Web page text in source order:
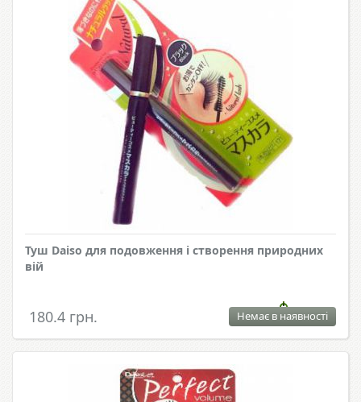
Туш Daiso для подовження і створення природних
вій
180.4 грн. Немає в наявності